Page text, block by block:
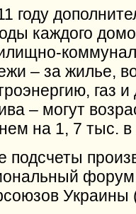
году
каждого
– за жилье,
газ
– могут
на 1, 7 тыс. в
подсчеты
форум